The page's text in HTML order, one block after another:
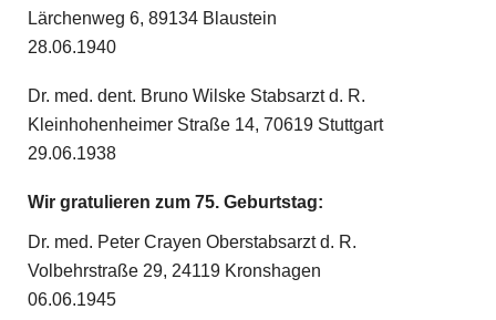
Lärchenweg 6, 89134 Blaustein
28.06.1940
Dr. med. dent. Bruno Wilske Stabsarzt d. R.
Kleinhohenheimer Straße 14, 70619 Stuttgart
29.06.1938
Wir gratulieren zum 75. Geburtstag:
Dr. med. Peter Crayen Oberstabsarzt d. R.
Volbehrstraße 29, 24119 Kronshagen
06.06.1945